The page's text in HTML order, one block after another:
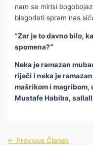
nam se mirisi
blagodati spram nas
“Zar je to davno bilo,
spomena?ˮ
Neka je ramazan
riječi i neka je
mašrikom i magribom,
Mustafe Habiba,
← Previous Članak